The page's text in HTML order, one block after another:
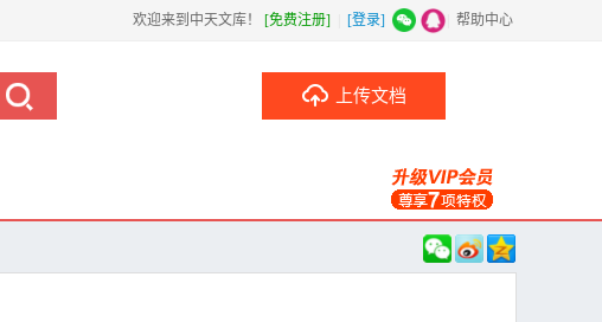
欢迎来到中天文库！ [免费注册] [登录] 帮助中心
上传文档